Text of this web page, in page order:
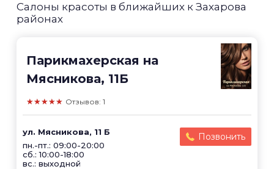
Салоны красоты в ближайших к Захарова
районах
Парикмахерская на
Мясникова, 11Б
★★★★★ Отзывов: 1
ул. Мясникова, 11 Б
пн.-пт.: 09:00-20:00
сб.: 10:00-18:00
вс.: выходной
Позвонить